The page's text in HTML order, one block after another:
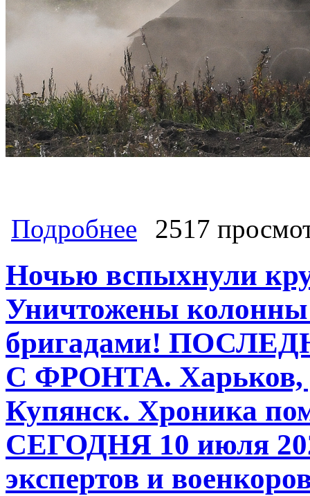
Подробнее о НАСТУПЛЕНИЕ. Внезапный
Харьков, Донбасс, ДНР, ЛНР,
комментарии экспертов и
2517
Ночью вспыхнули
Уничтожены
бригадами!
С ФРОНТА. Харьков,
Купянск. Хроника
СЕГОДНЯ 10 июля
экспертов и